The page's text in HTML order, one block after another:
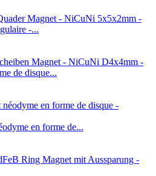
5x5x2mm -
-...
D4x4mm -
de disque...
en forme de...